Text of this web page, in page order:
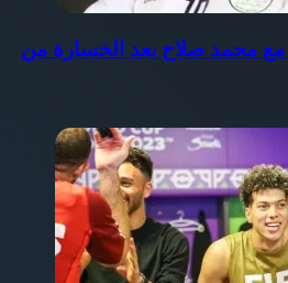
محمد صلاح بعد الخسارة من